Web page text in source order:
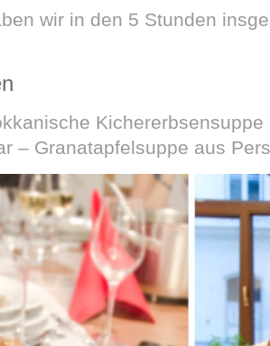
wir in den 5 Stunden
Kichererbsensuppe
– Granatapfelsuppe aus